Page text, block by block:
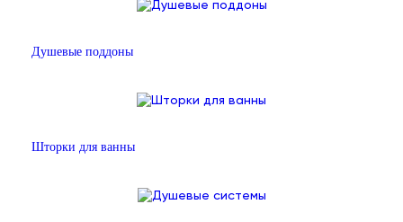
Душевые поддоны
Шторки для ванны